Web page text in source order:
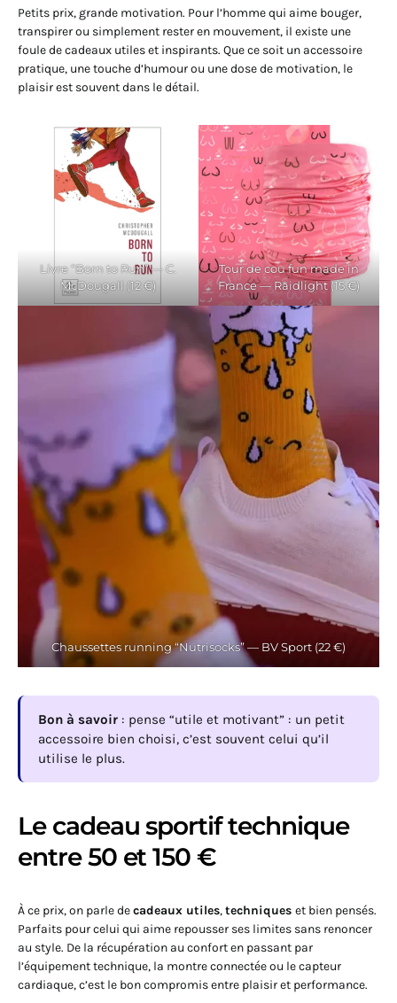
Petits prix, grande motivation. Pour l’homme qui aime bouger,
transpirer ou simplement rester en mouvement, il existe une
foule de cadeaux utiles et inspirants. Que ce soit un accessoire
pratique, une touche d’humour ou une dose de motivation, le
plaisir est souvent dans le détail.
Livre “Born to Run” — C.
McDougall (12 €)
Tour de cou fun made in
France — Raidlight (15 €)
Chaussettes running “Nutrisocks” — BV Sport (22 €)
Bon à savoir : pense “utile et motivant” : un petit
accessoire bien choisi, c’est souvent celui qu’il
utilise le plus.
Le cadeau sportif technique
entre 50 et 150 €
À ce prix, on parle decadeaux utiles,techniques et bien pensés.
Parfaits pour celui qui aime repousser ses limites sans renoncer
au style. De la récupération au confort en passant par
l’équipement technique, la montre connectée ou le capteur
cardiaque, c’est le bon compromis entre plaisir et performance.